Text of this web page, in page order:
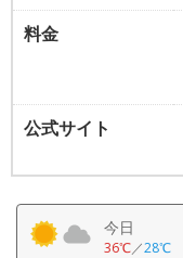
料金
公式サイト
今日
36℃／28℃